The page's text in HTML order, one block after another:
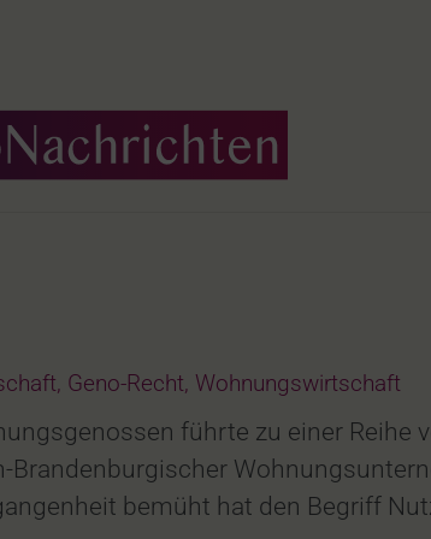
, Geno-Recht, Wohnungswirtschaft
führte zu einer Reihe
bemüht hat den Begriff